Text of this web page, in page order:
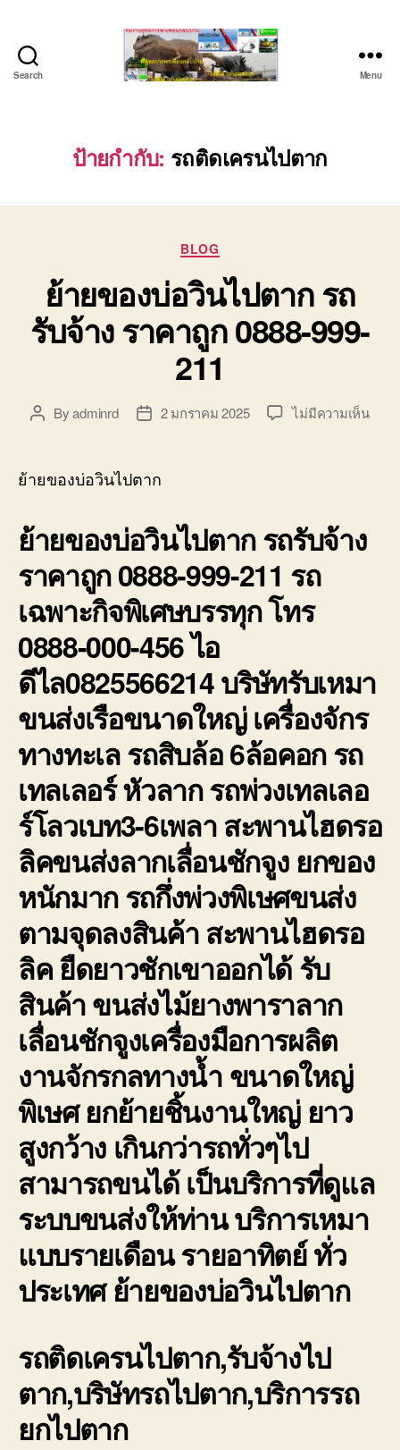
Search
เครื่องจักร
ระยอง
(บริษัท
พาณิชย์
บริการ
รถยก
รถ
รับจ้าง
ใน
เขต
บ่อ
วิน
Menu
ป้ายกำกับ: รถติดเครนไปตาก
Categories
BLOG
ย้ายของบ่อวินไปตาก รถ
รับจ้าง ราคาถูก 0888-999-
211
PostByadminrd
Post2 มกราคม 2025 ไม่มีความเห็นบน
ย้ายของบ่อวินไปตาก
ย้ายของบ่อวินไปตาก รถรับจ้าง
ราคาถูก 0888-999-211 รถ
เฉพาะกิจพิเศษบรรทุก โทร
0888-000-456 ไอ
ดีไล0825566214 บริษัทรับเหมา
ขนส่งเรือขนาดใหญ่ เครื่องจักร
ทางทะเล รถสิบล้อ 6ล้อคอก รถ
เทลเลอร์ หัวลาก รถพ่วงเทลเลอ
ร์โลวเบท3-6เพลา สะพานไฮดรอ
ลิคขนส่งลากเลื่อนชักจูง ยกของ
หนักมาก รถกึ่งพ่วงพิเษศขนส่ง
ตามจุดลงสินค้า สะพานไฮดรอ
ลิค ยืดยาวชักเขาออกได้ รับ
สินค้า ขนส่งไม้ยางพาราลาก
เลื่อนชักจูงเครื่องมือการผลิต
งานจักรกลทางน้ำ ขนาดใหญ่
พิเษศ ยกย้ายชิ้นงานใหญ่ ยาว
สูงกว้าง เกินกว่ารถทั่วๆไป
สามารถขนได้ เป็นบริการที่ดูแล
ระบบขนส่งให้ท่าน บริการเหมา
แบบรายเดือน รายอาทิตย์ ทั่ว
ประเทศ ย้ายของบ่อวินไปตาก
รถติดเครนไปตาก,รับจ้างไป
ตาก,บริษัทรถไปตาก,บริการรถ
ยกไปตาก